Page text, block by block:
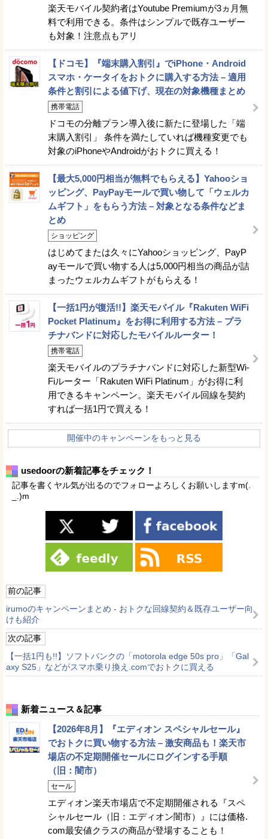
楽天モバイル契約者はYoutube Premiumが3ヵ月無
料で利用できる。条件はシンプルで既存ユーザー
も対象！注意点もアリ
【ドコモ】『端末購入割引』でiPhone・Android
スマホ・ケータイをおトクに購入する方法 – 適用
条件と割引による値下げ、現在の対象機種まとめ
携帯電話
ドコモの分離プラン導入後に新たに登場した「端
末購入割引」 条件を満たしていれば機種変更でも
対象のiPhoneやAndroidがおトクに買える！
【最大5,000円相当が無料でもらえる】Yahooショ
ッピング、PayPayモールで買い物して「ウェルカ
ムギフト」をもらう方法 – 対象となる条件などま
とめ
ショッピング
はじめてまたは久々にYahooショッピング、PayP
ayモールで買い物する人は5,000円相当の商品が詰
まったウェルカムギフトがもらえる！
【一括1円が復活!!】楽天モバイル『Rakuten WiFi
Pocket Platinum』をお得に利用する方法 – プラ
チナバンドに対応したモバイルルーター！
携帯電話
楽天モバイルのプラチナバンドに対応した新型Wi-
Fiルーター「Rakuten WiFi Platinum」がお得に利
用できるキャンペーン。楽天モバイル回線を契約
すれば一括1円で買える！
開催中のキャンペーンをもっと見る
usedoorの新着記事をチェック！
記事を書くヤル気が出るのでフォローよろしくお願いしますm(.
_.)m
前の記事
irumoのキャンペーンまとめ - おトクな回線契約＆既存ユーザー向
けも紹介
次の記事
【一括1円も!!】ソフトバンクの「motorola edge 50s pro」「Gal
axy S25」などがスマホ乗り換え.comでおトクに買える
新着ニュース＆記事
【2026年8月】『エディオン スペシャルセール』
でおトクに買い物する方法 – 激安商品も！楽天市
場店の不定期開催セールにログインする手順
（旧：闇市）
セール
エディオン楽天市場店で不定期開催される『スペ
シャルセール（旧：エディオン闇市）』には価格.
com最安値クラスの商品が登場することも！